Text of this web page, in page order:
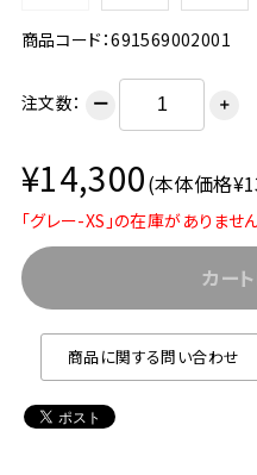
商品コード：691569002001
注文数： ー ＋
¥14,300(本体価格
「グレー-XS」の在庫がありません
カー
商品に関する問い合わせ